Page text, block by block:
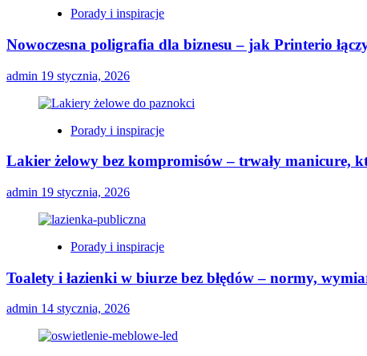
Porady i inspiracje
Nowoczesna poligrafia dla biznesu – jak Printerio
admin 19 stycznia, 2026
Porady i inspiracje
Lakier żelowy bez kompromisów – trwały manicure,
admin 19 stycznia, 2026
Porady i inspiracje
Toalety i łazienki w biurze bez błędów – normy,
admin 14 stycznia, 2026